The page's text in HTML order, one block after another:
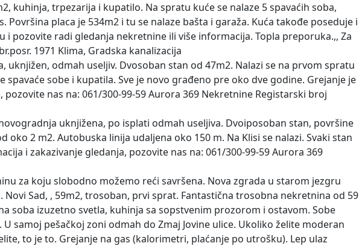
kuhinja, trpezarija i kupatilo. Na spratu kuće se nalaze 5 spavaćih soba,
placa je 534m2 i tu se nalaze bašta i garaža. Kuća takođe poseduje i
radi gledanja nekretnine ili više informacija. Topla preporuka.,, Za
1971 Klima, Gradska kanalizacija
odmah useljiv. Dvosoban stan od 47m2. Nalazi se na prvom spratu
sobe i kupatila. Sve je novo građeno pre oko dve godine. Grejanje je
nas na: 061/300-99-59 Aurora 369 Nekretnine Registarski broj
uknjižena, po isplati odmah useljiva. Dvoiposoban stan, površine
2 m2. Autobuska linija udaljena oko 150 m. Na Klisi se nalazi. Svaki stan
i zakazivanje gledanja, pozovite nas na: 061/300-99-59 Aurora 369
za koju slobodno možemo reći savršena. Nova zgrada u starom jezgru
Sad, , 59m2, trosoban, prvi sprat. Fantastična trosobna nekretnina od 59
soba izuzetno svetla, kuhinja sa sopstvenim prozorom i ostavom. Sobe
samoj pešačkoj zoni odmah do Zmaj Jovine ulice. Ukoliko želite moderan
to je to. Grejanje na gas (kalorimetri, plaćanje po utrošku). Lep ulaz